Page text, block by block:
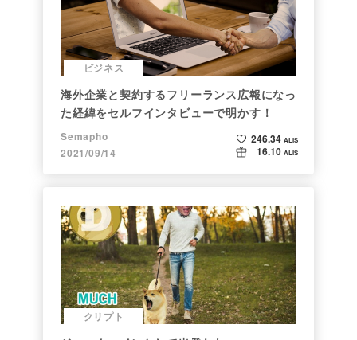
ビジネス
海外企業と契約するフリーランス広報になっ
た経緯をセルフインタビューで明かす！
Semapho
2021/09/14
246.34 ALIS
16.10 ALIS
クリプト